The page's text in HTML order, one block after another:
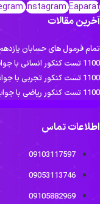
Instagram
مقالات
فرمول های حسابان
انسانی با جواب
کنکور تجربی با جواب
ریاضی با جواب
تماس
09103117597
09053113746
09105882969